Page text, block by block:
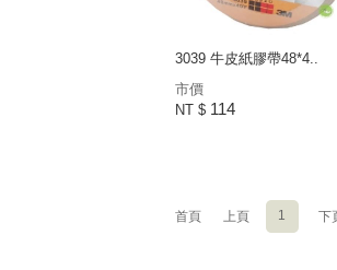
3039 牛皮紙膠帶48*4..
市價
NT $ 114
首頁 上頁 1 下